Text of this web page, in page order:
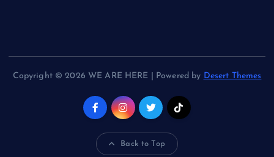
Copyright © 2026 WE ARE HERE | Powered by Desert Themes
Back to Top